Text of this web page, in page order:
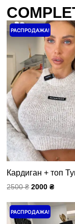
РАСПРОДАЖА!
Кардиган + топ
2500₴
цена
составляла
2500 ₴.
2000₴
цена:
2000
РАСПРОДАЖА!
цена
цена: